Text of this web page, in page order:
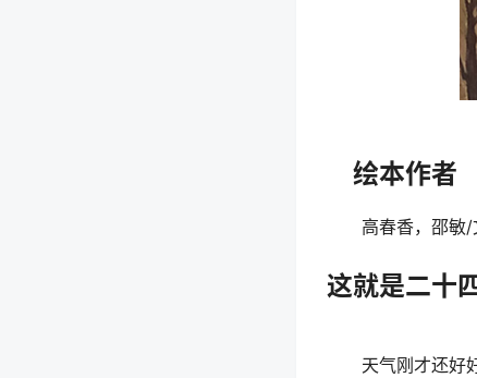
绘本作者
高春香，邵敏/
这就是二十
天气刚才还好好